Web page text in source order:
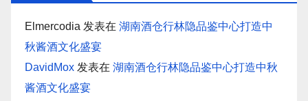
Elmercodia 发表在 湖南酒仓行林隐品鉴中心打造中
秋酱酒文化盛宴
DavidMox 发表在 湖南酒仓行林隐品鉴中心打造中秋
酱酒文化盛宴